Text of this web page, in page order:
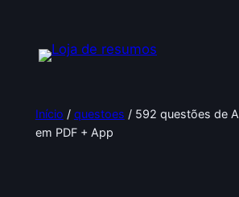
Início / questoes / 592 questões de
em PDF + App